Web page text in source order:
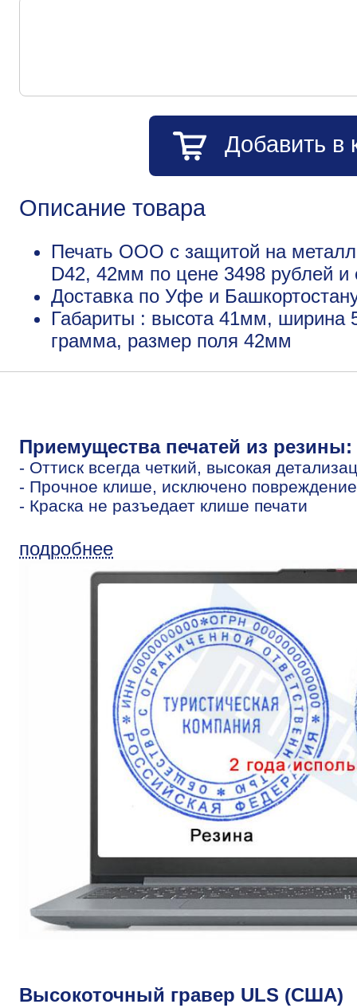
Добавить в
Описание товара
Печать ООО с защитой на
D42, 42мм по цене 3498 рублей
Доставка по Уфе и
Габариты : высота 41мм, ширина
грамма, размер поля 42мм
Приемущества печатей из резины:
- Оттиск всегда четкий, высокая
- Прочное клише, исключено
- Краска не разъедает клише печати
подробнее
Высокоточный гравер ULS (США)